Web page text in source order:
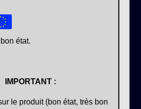
état.
IMPORTANT :
le produit (bon état, très bon